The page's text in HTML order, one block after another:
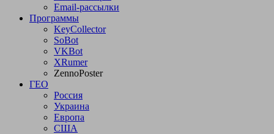
Email-рассылки
Программы
KeyCollector
SoBot
VKBot
XRumer
ZennoPoster
ГЕО
Россия
Украина
Европа
США